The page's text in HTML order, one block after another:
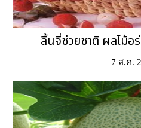
ลิ้นจี่ช่วยชาติ ผลไม้อ
7 ส.ค.